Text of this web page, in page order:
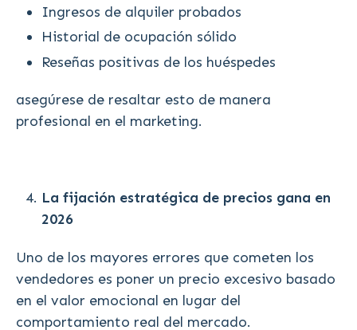
Ingresos de alquiler probados
Historial de ocupación sólido
Reseñas positivas de los huéspedes
asegúrese de resaltar esto de manera
profesional en el marketing.
La fijación estratégica de precios gana en
2026
Uno de los mayores errores que cometen los
vendedores es poner un precio excesivo basado
en el valor emocional en lugar del
comportamiento real del mercado.